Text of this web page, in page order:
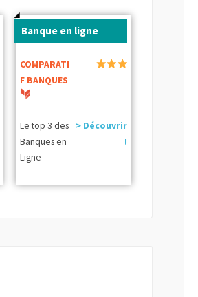
Banque en ligne
COMPARATI
F BANQUES
Le top 3 des
Banques en
Ligne
> Découvrir
!